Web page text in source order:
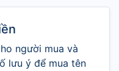
người mua và
lưu ý để mua tên